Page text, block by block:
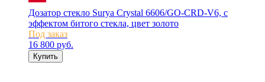
Дозатор стекло Surya Crystal 6606/GO-CRD-V6, с
эффектом битого стекла, цвет золото
Под заказ
16 800 руб.
Купить